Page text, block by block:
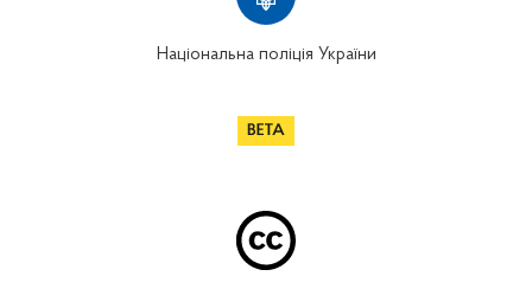
Національна поліція України